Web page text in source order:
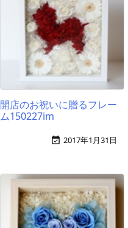
開店のお祝いに贈るフレー
ム150227im
 2017年1月31日